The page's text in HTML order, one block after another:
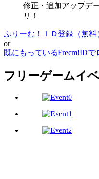
修正・追加アップデ
リ！
ふりーむ！ＩＤ登録（無料
or
既にもっているFreem!IDで
フリーゲームイ